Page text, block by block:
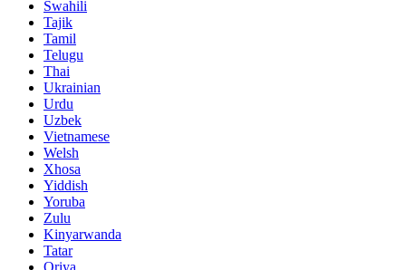
Swahili
Tajik
Tamil
Telugu
Thai
Ukrainian
Urdu
Uzbek
Vietnamese
Welsh
Xhosa
Yiddish
Yoruba
Zulu
Kinyarwanda
Tatar